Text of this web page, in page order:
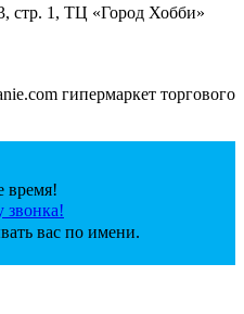
стр. 1, ТЦ «Город Хобби»
гипермаркет торгового
время!
звонка!
вас по имени.